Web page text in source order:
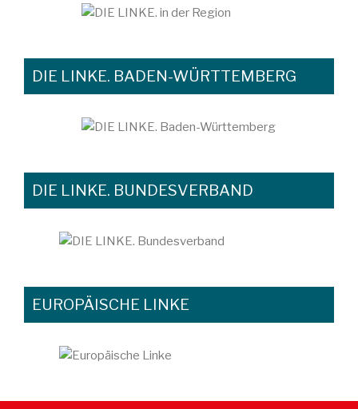
DIE LINKE. BADEN-WÜRTTEMBERG
DIE LINKE. BUNDESVERBAND
EUROPÄISCHE LINKE